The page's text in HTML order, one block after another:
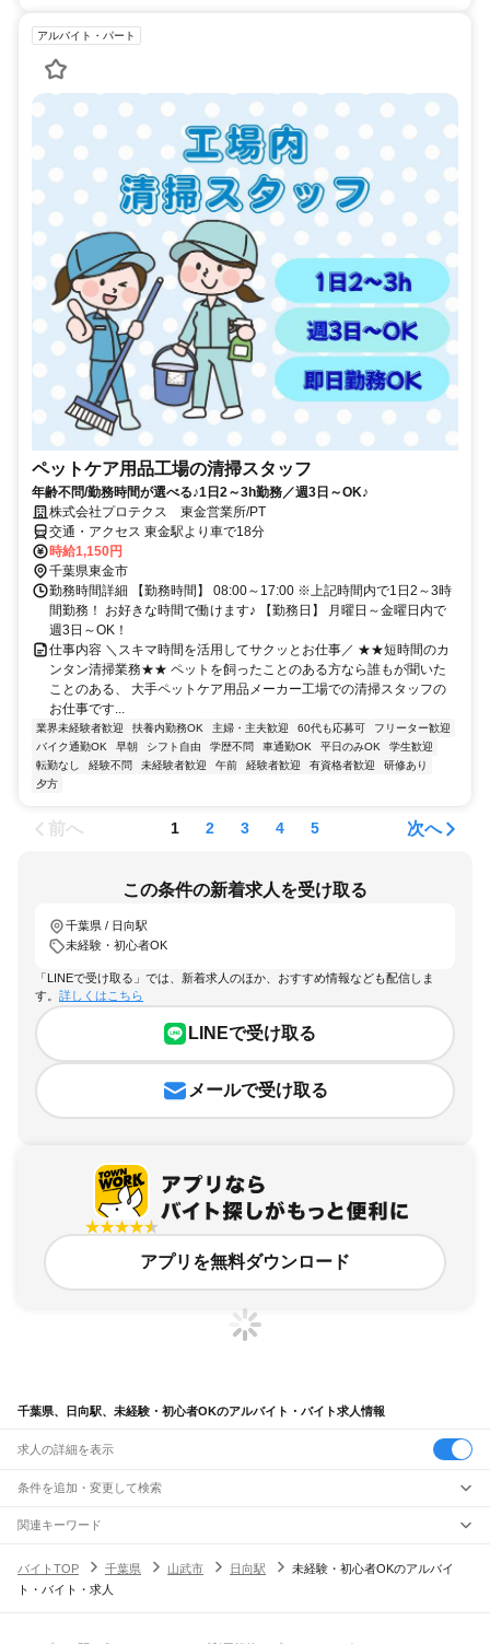
アルバイト・パート
ペットケア用品工場の清掃スタッフ
年齢不問/勤務時間が選べる♪1日2～3h勤務／週3日～OK♪
株式会社プロテクス 東金営業所/PT
交通・アクセス 東金駅より車で18分
時給1,150円
千葉県東金市
勤務時間詳細 【勤務時間】 08:00～17:00 ※上記時間内で1日2～3時
間勤務！ お好きな時間で働けます♪ 【勤務日】 月曜日～金曜日内で
週3日～OK！
仕事内容 ＼スキマ時間を活用してサクッとお仕事／ ★★短時間のカ
ンタン清掃業務★★ ペットを飼ったことのある方なら誰もが聞いた
ことのある、 大手ペットケア用品メーカー工場での清掃スタッフの
お仕事です...
業界未経験者歓迎 扶養内勤務OK 主婦・主夫歓迎 60代も応募可
フリーター歓迎
バイク通勤OK
早朝 シフト自由 学歴不問 車通勤OK 平日のみOK
学生歓迎
転勤なし
経験不問 未経験者歓迎 午前 経験者歓迎 有資格者歓迎
研修あり
夕方
前へ 1 2 3 4 5 次へ
この条件の新着求人を受け取る
千葉県 / 日向駅
未経験・初心者OK
「LINEで受け取る」では、新着求人のほか、おすすめ情報なども配信しま
す。 詳しくはこちら
LINEで受け取る
メールで受け取る
アプリを無料ダウンロード
千葉県、日向駅、未経験・初心者OKのアルバイト・バイト求人情報
求人の詳細を表示
条件を追加・変更して検索
市区町村を追加・変更
千葉県すべて
千葉市 すべて
駅を追加・変更
職種を追加・変更
関連キーワード
バイトTOP
千葉県 山武市 日向駅
未経験・初心者OKのアルバイ
ト・バイト・求人